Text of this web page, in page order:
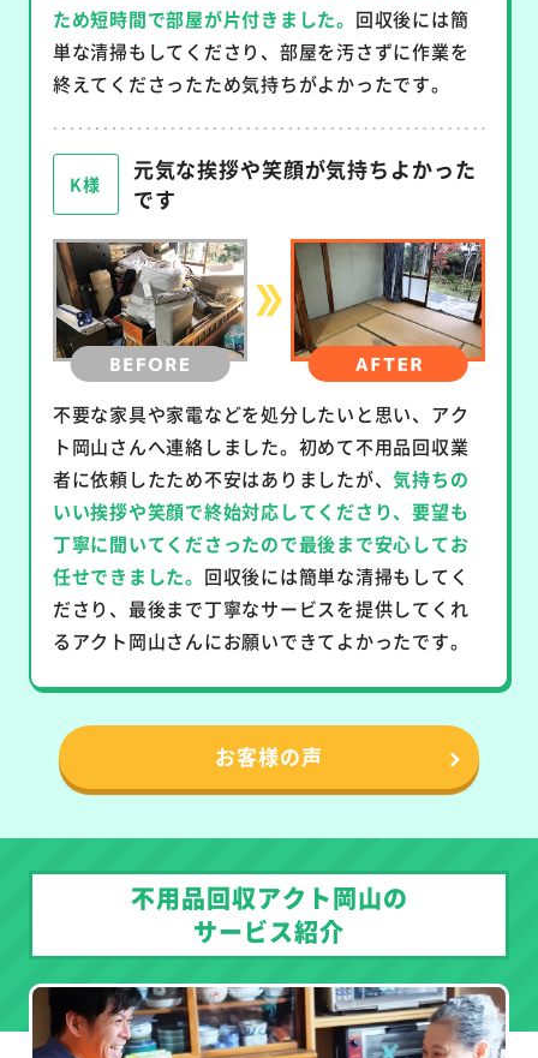
ため短時間で部屋が片付きました。 回収後には簡
単な清掃もしてくださり、部屋を汚さずに作業を
終えてくださったため気持ちがよかったです。
K様
元気な挨拶や笑顔が気持ちよかった
です
不要な家具や家電などを処分したいと思い、アク
ト岡山さんへ連絡しました。初めて不用品回収業
者に依頼したため不安はありましたが、気持ちの
いい挨拶や笑顔で終始対応してくださり、要望も
丁寧に聞いてくださったので最後まで安心してお
任せできました。 回収後には簡単な清掃もしてく
ださり、最後まで丁寧なサービスを提供してくれ
るアクト岡山さんにお願いできてよかったです。
お客様の声
不用品回収アクト岡山の
サービス紹介